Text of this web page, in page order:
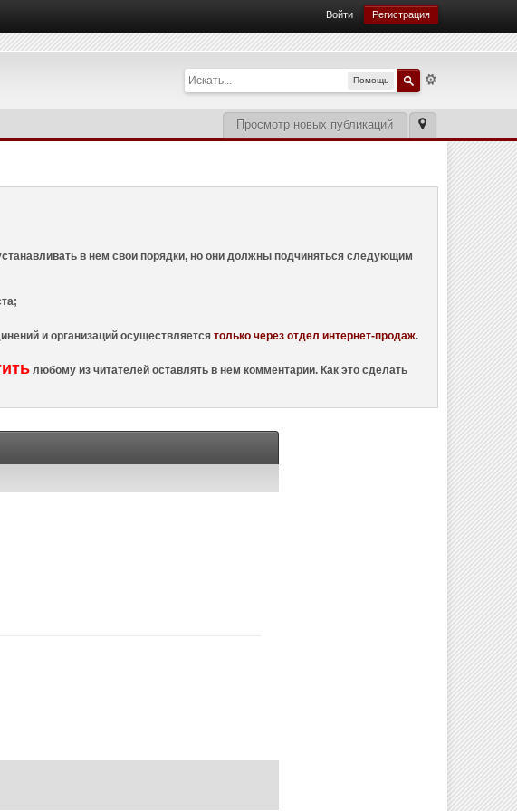
Войти Регистрация
Помощь
Просмотр новых публикаций
в нем свои порядки, но они должны подчиняться следующим
и организаций осуществляетсятолько через отдел интернет-продаж.
любому из читателей оставлять в нем комментарии. Как это сделать